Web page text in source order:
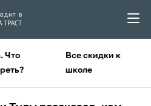
Что
Все скидки к
школе